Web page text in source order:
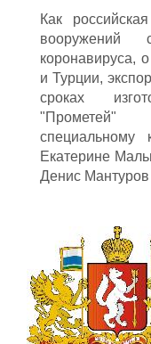
Как
вооружений
коронавируса,
и Турции,
сроках
"Прометей"
специальному
Екатерине
Денис Мантуров